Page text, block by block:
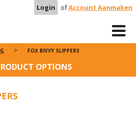
Login ofAccount Aanmaken
FOX BIVVY SLIPPERS
OPTIONS